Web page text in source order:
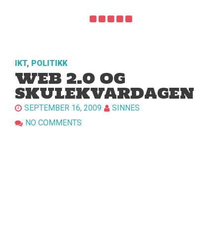
IKT, POLITIKK
WEB 2.0 OG
SKULEKVARDAGEN
SEPTEMBER 16, 2009
SINNES
NO COMMENTS